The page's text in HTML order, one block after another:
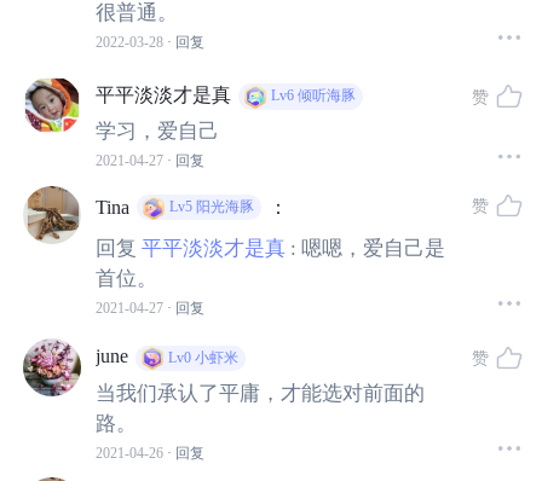
所以，如果父辈都很优秀，到了娃这一代就感觉很普通，
很有可能是智商回归了。
当我们意识到这点，就不会使劲
“鸡”娃，为了拿到所谓的名
校资格，光奥数就报了几个培训班。孩子表现不佳，还觉
得是孩子不争气。心想着我当年也没这么好的教育条件，
不也考进了
名校并不能衡量一个人的价值，人生是多面体，孩子有无
限的可能。
很普通。
2022-03-28 · 回复
平平淡淡才是真 Lv6 倾听海豚
学习，爱自己
2021-04-27 · 回复
赞
Tina Lv5 阳光海豚 ：
回复 平平淡淡才是真: 嗯嗯，爱自己是
首位。
2021-04-27 · 回复
赞
june Lv0 小虾米
当我们承认了平庸，才能选对前面的
路。
2021-04-26 · 回复
赞